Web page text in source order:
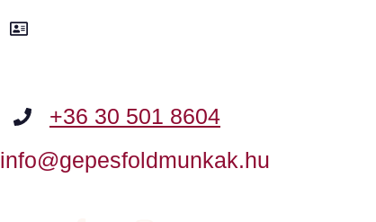
+36 30 501 8604
info@gepesfoldmunkak.hu